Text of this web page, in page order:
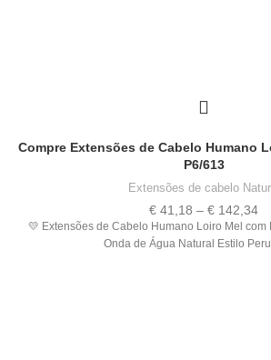
Compre Extensões de Cabelo Humano
P6/613
Extensões de cabelo
€ 41,18 – € 142,34
€
💛 Extensões de Cabelo Humano Loiro Mel com
Onda de Água Natural Estilo